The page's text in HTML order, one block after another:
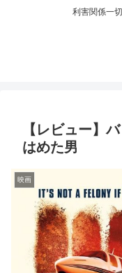
利害関係一
【レビュー】
はめた男
映画